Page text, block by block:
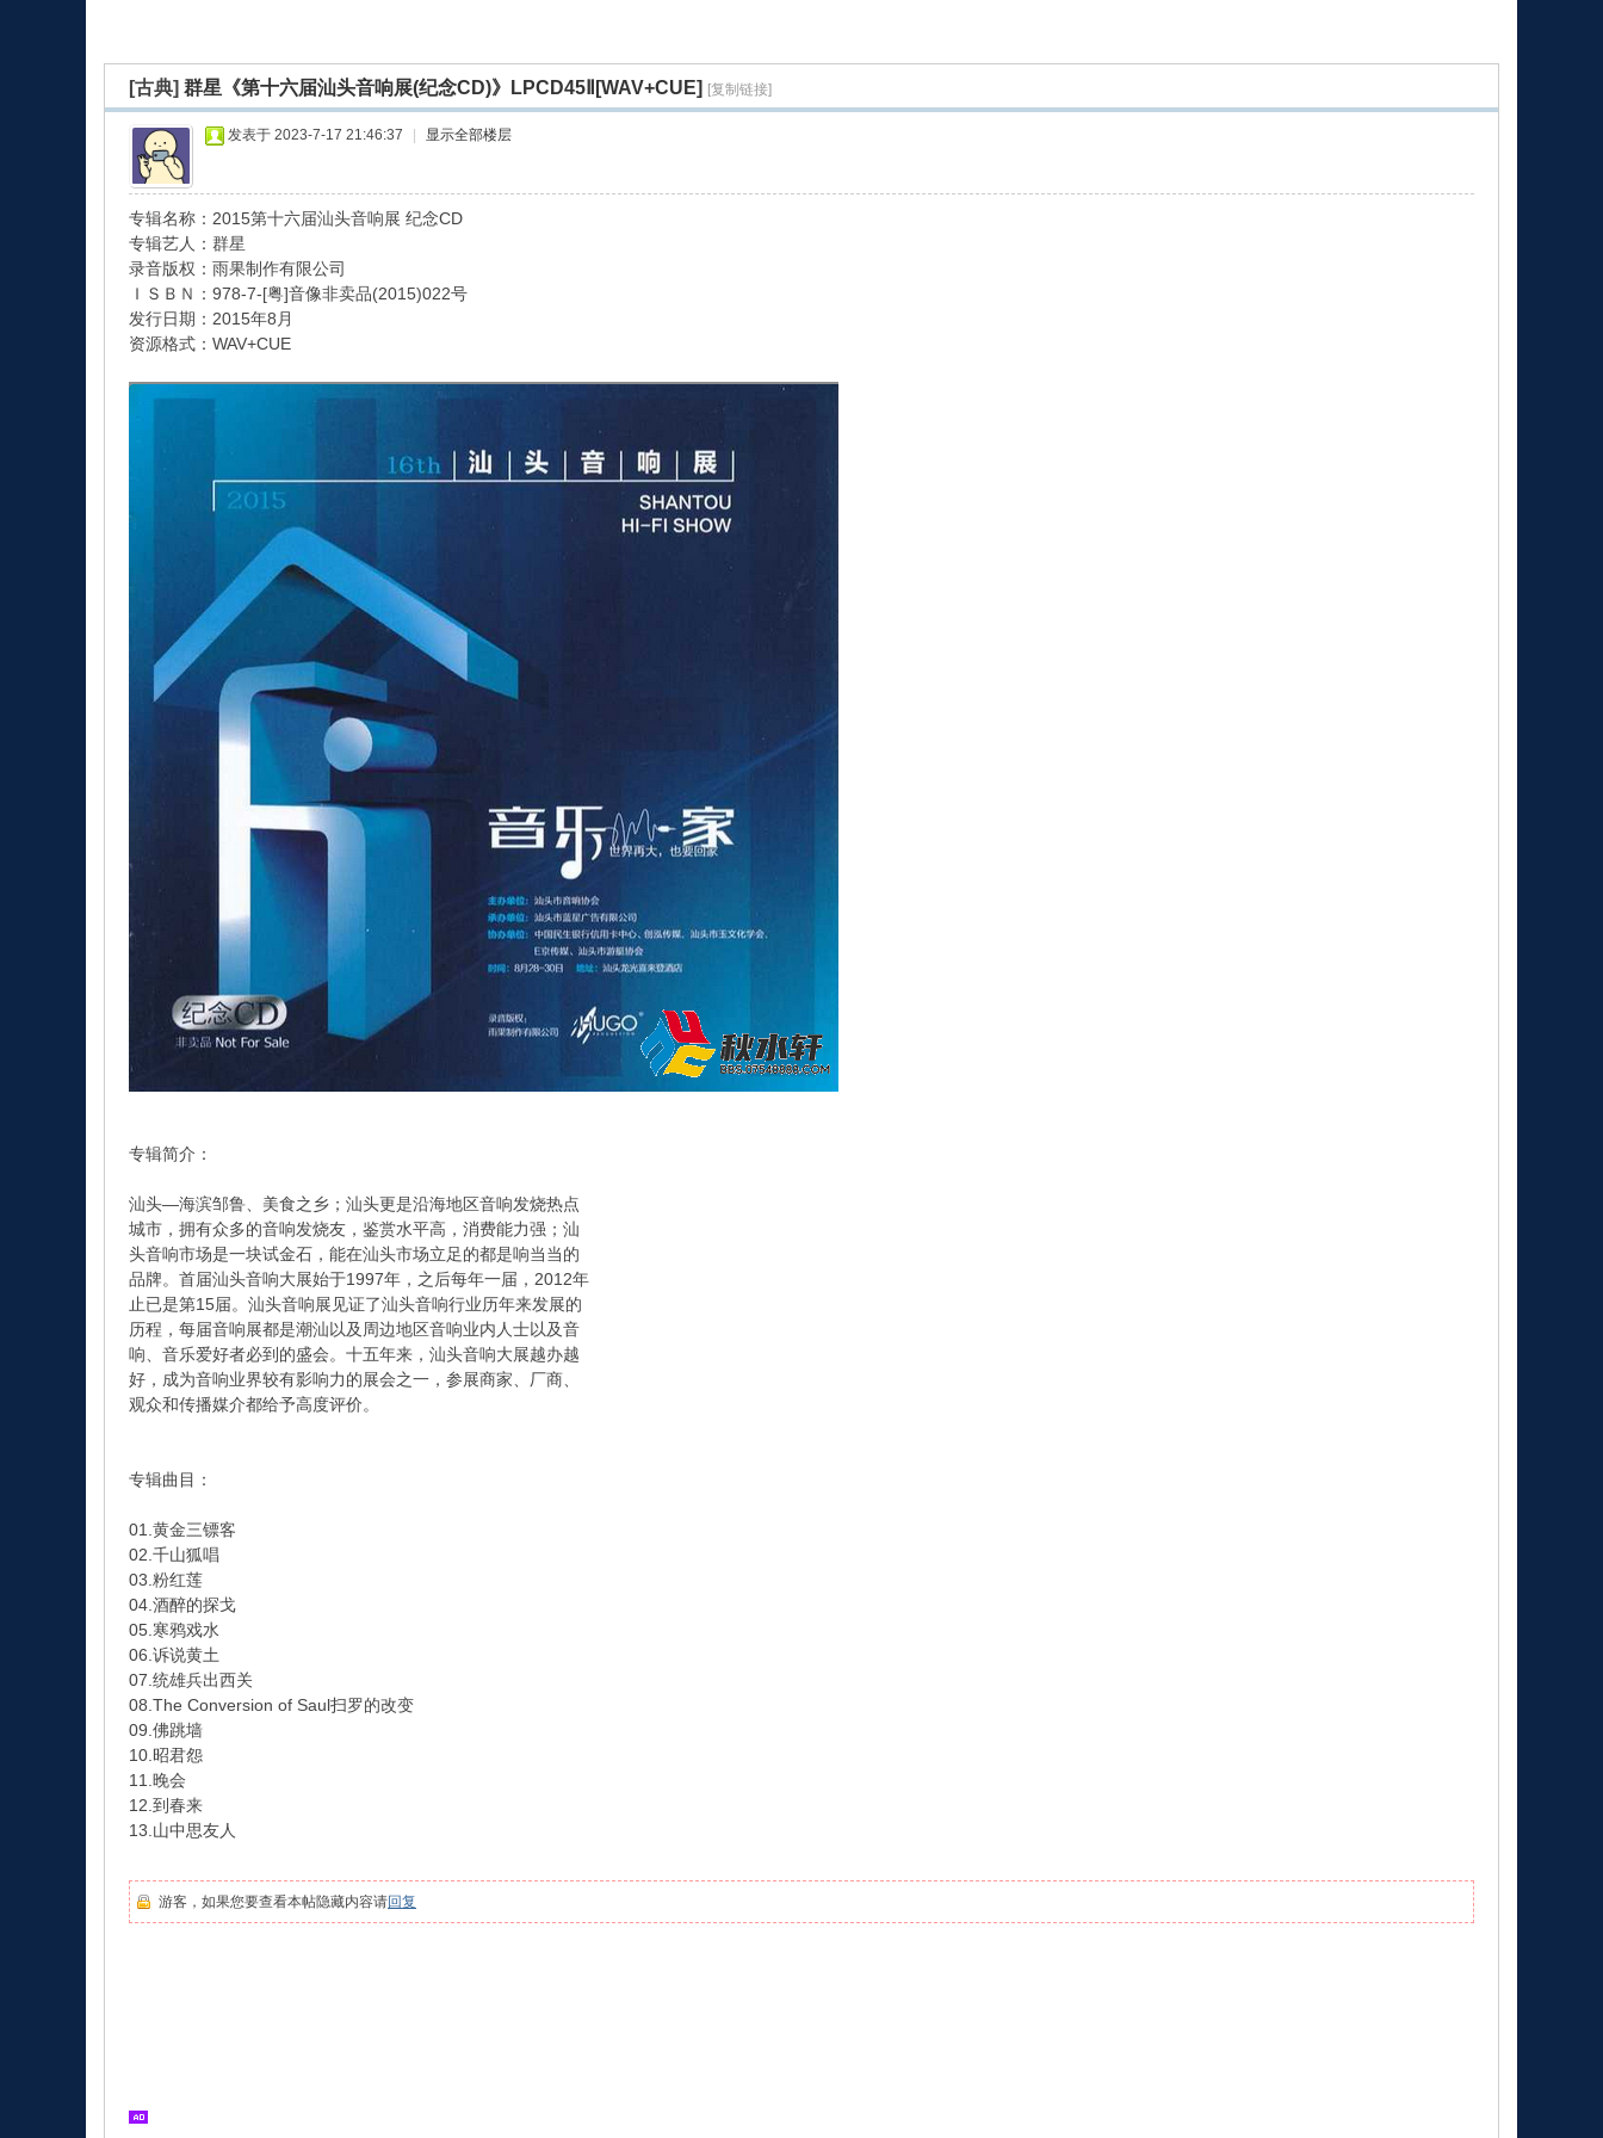
[古典] 群星《第十六届汕头音响展(纪念CD)》LPCD45Ⅱ[WAV+CUE] [复制链接]
发表于 2023-7-17 21:46:37 显示全部楼层
专辑名称：2015第十六届汕头音响展 纪念CD
专辑艺人：群星
录音版权：雨果制作有限公司
ＩＳＢＮ：978-7-[粤]音像非卖品(2015)022号
发行日期：2015年8月
资源格式：WAV+CUE
专辑简介：
汕头—海滨邹鲁、美食之乡；汕头更是沿海地区音响发烧热点
城市，拥有众多的音响发烧友，鉴赏水平高，消费能力强；汕
头音响市场是一块试金石，能在汕头市场立足的都是响当当的
品牌。首届汕头音响大展始于1997年，之后每年一届，2012年
止已是第15届。汕头音响展见证了汕头音响行业历年来发展的
历程，每届音响展都是潮汕以及周边地区音响业内人士以及音
响、音乐爱好者必到的盛会。十五年来，汕头音响大展越办越
好，成为音响业界较有影响力的展会之一，参展商家、厂商、
观众和传播媒介都给予高度评价。
专辑曲目：
01.黄金三镖客
02.千山狐唱
03.粉红莲
04.酒醉的探戈
05.寒鸦戏水
06.诉说黄土
07.统雄兵出西关
08.The Conversion of Saul扫罗的改变
09.佛跳墙
10.昭君怨
11.晚会
12.到春来
13.山中思友人
游客，如果您要查看本帖隐藏内容请回复